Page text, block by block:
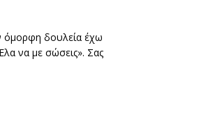
όμορφη δουλεία έχω
να με σώσεις». Σας